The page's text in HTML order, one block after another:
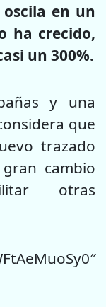
en un
ha crecido,
un 300%.
y una
que
trazado
cambio
otras